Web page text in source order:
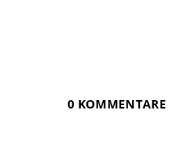
0 KOMMENTARE